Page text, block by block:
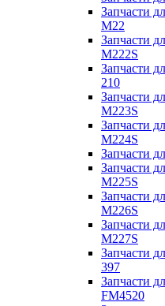
Запчасти
M22
Запчасти
M222S
Запчасти
210
Запчасти
M223S
Запчасти
M224S
Запчасти
Запчасти
M225S
Запчасти
M226S
Запчасти
M227S
Запчасти
397
Запчасти
FM4520